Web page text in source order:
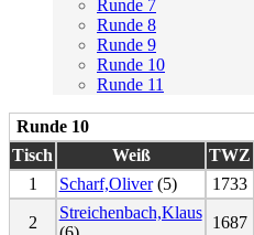
Runde 7
Runde 8
Runde 9
Runde 10
Runde 11
Runde 10
Tisch
Weiß TWZ
1
Scharf,Oliver(5) 1733
2
Streichenbach,Klaus
1687